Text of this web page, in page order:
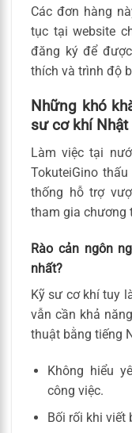
Các đơn hàng
tục tại website
đăng ký để
thích và trình độ
Những khó
sư cơ khí Nhật
Làm việc tại
TokuteiGino
thống hỗ trợ
tham gia chương
Rào cản ngôn
nhất?
Kỹ sư cơ khí tuy
vẫn cần khả
thuật bằng tiếng
Không hiểu
công việc.
Bối rối khi viết